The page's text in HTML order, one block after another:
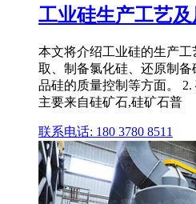
工业硅生产工艺
本文将介绍工业硅的生产
取、制备氯化硅、还原制
品硅的质量控制等方面。
主要来自硅矿石,硅矿石普
联系电话: 180 3780 8511